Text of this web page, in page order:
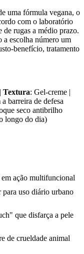
uma fórmula vegana, o
com o laboratório
de rugas a médio prazo.
a escolha número um
benefício, tratamento
Textura: Gel-creme |
barreira de defesa
seco antibrilho
longo do dia)
ação multifuncional
para uso diário urbano
que disfarça a pele
de crueldade animal